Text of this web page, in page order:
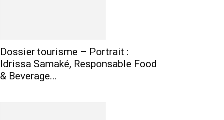
Dossier tourisme – Portrait :
Idrissa Samaké, Responsable Food
& Beverage...